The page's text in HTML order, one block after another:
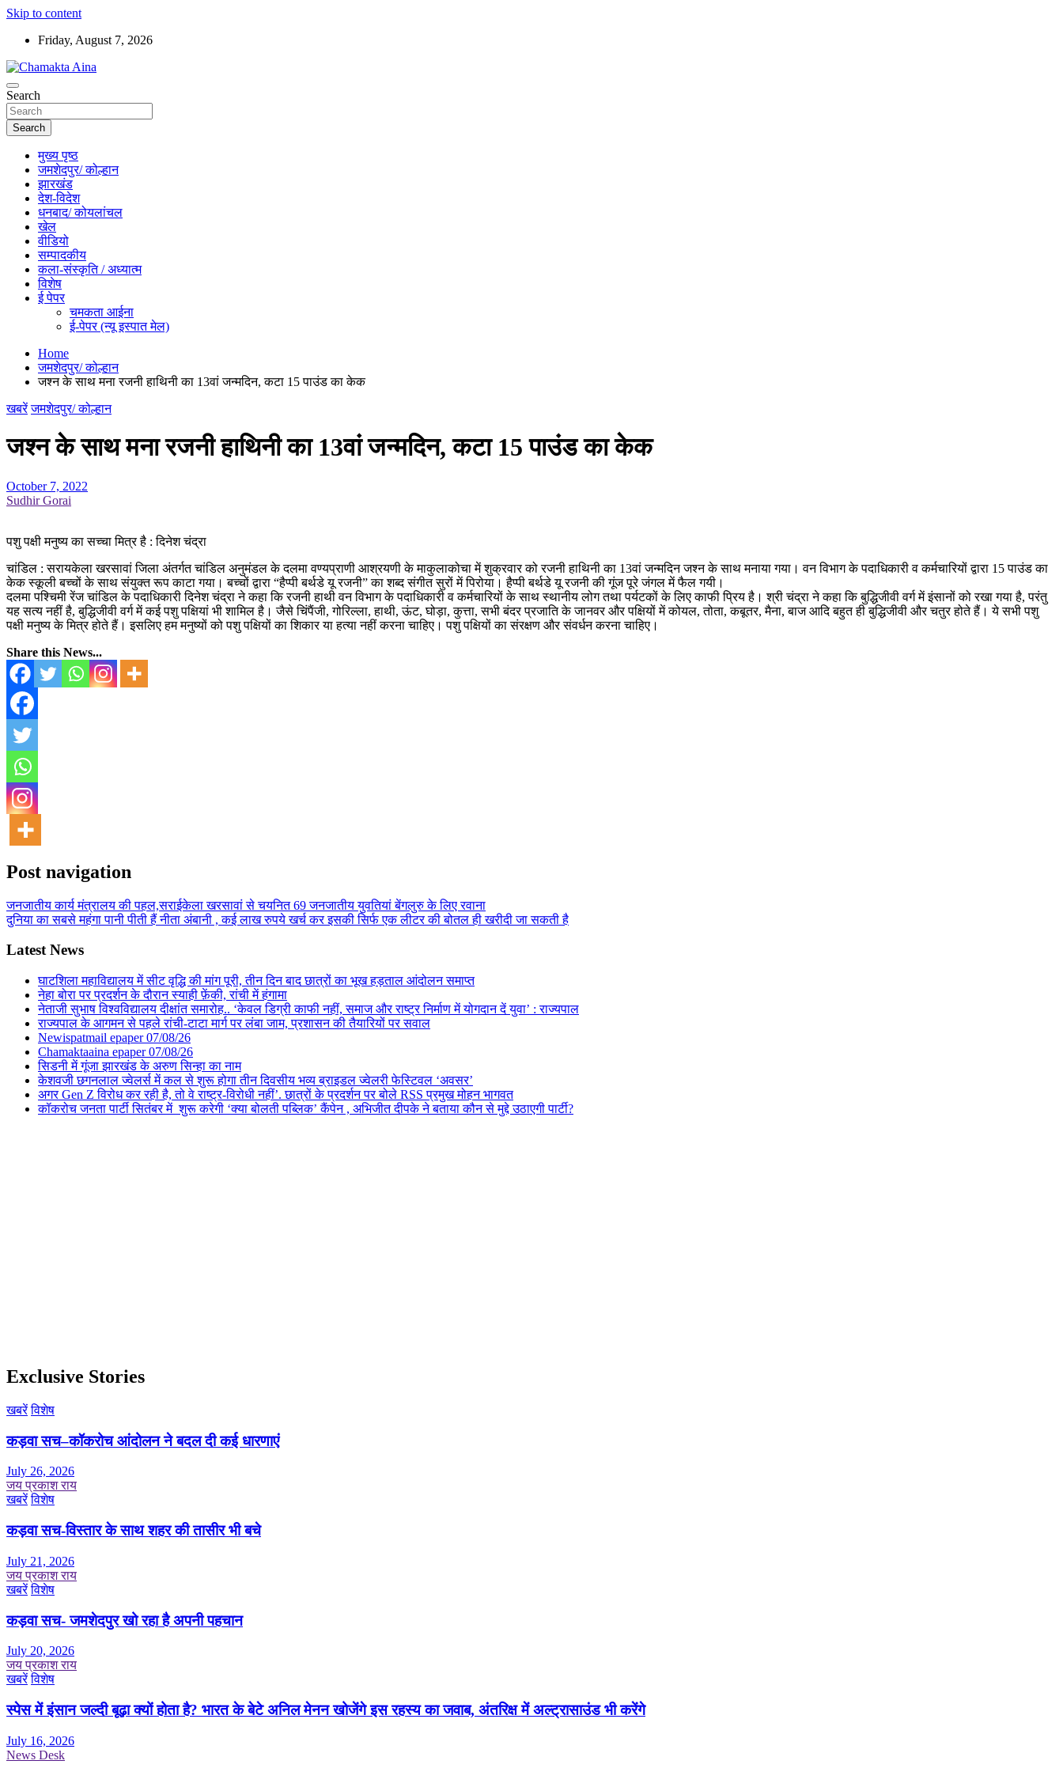
Skip to content
Friday, August 7, 2026
Chamakta Aina
Hindi News Paper – Jharkhand
Search
Search
मुख्य पृष्ठ
जमशेदपुर/ कोल्हान
झारखंड
देश-विदेश
धनबाद/ कोयलांचल
खेल
वीडियो
सम्पादकीय
कला-संस्कृति / अध्यात्म
विशेष
ई पेपर
चमकता आईना
ई-पेपर (न्यू इस्पात मेल)
Home
जमशेदपुर/ कोल्हान
जश्न के साथ मना रजनी हाथिनी का 13वां जन्मदिन, कटा 15 पाउंड का केक
खबरें जमशेदपुर/ कोल्हान
जश्न के साथ मना रजनी हाथिनी का 13वां जन्मदिन, कटा 15 पाउंड का केक
October 7, 2022
Sudhir Gorai
पशु पक्षी मनुष्य का सच्चा मित्र है : दिनेश चंद्रा
चांडिल : सरायकेला खरसावां जिला अंतर्गत चांडिल अनुमंडल के दलमा वण्यप्राणी आश्रयणी के माकुलाकोचा में शुक्रवार को रजनी हाथिनी का 13वां जन्मदिन जश्न के साथ मनाया गया। वन विभाग के पदाधिकारी व कर्मचारियों द्वारा 15 पाउंड का
केक स्कूली बच्चों के साथ संयुक्त रूप काटा गया। बच्चों द्वारा “हैप्पी बर्थडे यू रजनी” का शब्द संगीत सुरों में पिरोया। हैप्पी बर्थडे यू रजनी की गूंज पूरे जंगल में फैल गयी।
दलमा पश्चिमी रेंज चांडिल के पदाधिकारी दिनेश चंद्रा ने कहा कि रजनी हाथी वन विभाग के पदाधिकारी व कर्मचारियों के साथ स्थानीय लोग तथा पर्यटकों के लिए काफी प्रिय है। श्री चंद्रा ने कहा कि बुद्धिजीवी वर्ग में इंसानों को रखा गया है, परंतु
यह सत्य नहीं है, बुद्धिजीवी वर्ग में कई पशु पक्षियां भी शामिल है। जैसे चिंपैंजी, गोरिल्ला, हाथी, ऊंट, घोड़ा, कुत्ता, सभी बंदर प्रजाति के जानवर और पक्षियों में कोयल, तोता, कबूतर, मैना, बाज आदि बहुत ही बुद्धिजीवी और चतुर होते हैं। ये सभी पशु
पक्षी मनुष्य के मित्र होते हैं। इसलिए हम मनुष्यों को पशु पक्षियों का शिकार या हत्या नहीं करना चाहिए। पशु पक्षियों का संरक्षण और संवर्धन करना चाहिए।
Share this News...
Post navigation
जनजातीय कार्य मंत्रालय की पहल,सराईकेला खरसावां से चयनित 69 जनजातीय युवतियां बेंगलुरु के लिए रवाना
दुनिया का सबसे महंगा पानी पीती हैं नीता अंबानी , कई लाख रुपये खर्च कर इसकी सिर्फ एक लीटर की बोतल ही खरीदी जा सकती है
Latest News
घाटशिला महाविद्यालय में सीट वृद्धि की मांग पूरी, तीन दिन बाद छात्रों का भूख हड़ताल आंदोलन समाप्त
नेहा बोरा पर प्रदर्शन के दौरान स्याही फ़ेंकी, रांची में हंगामा
नेताजी सुभाष विश्वविद्यालय दीक्षांत समारोह.. ‘केवल डिग्री काफी नहीं, समाज और राष्ट्र निर्माण में योगदान दें युवा’ : राज्यपाल
राज्यपाल के आगमन से पहले रांची-टाटा मार्ग पर लंबा जाम, प्रशासन की तैयारियों पर सवाल
Newispatmail epaper 07/08/26
Chamaktaaina epaper 07/08/26
सिडनी में गूंजा झारखंड के अरुण सिन्हा का नाम
केशवजी छगनलाल ज्वेलर्स में कल से शुरू होगा तीन दिवसीय भव्य ब्राइडल ज्वेलरी फेस्टिवल ‘अवसर’
अगर Gen Z विरोध कर रही है, तो वे राष्ट्र-विरोधी नहीं’. छात्रों के प्रदर्शन पर बोले RSS प्रमुख मोहन भागवत
कॉकरोच जनता पार्टी सितंबर में शुरू करेगी ‘क्या बोलती पब्लिक’ कैंपेन , अभिजीत दीपके ने बताया कौन से मुद्दे उठाएगी पार्टी?
Exclusive Stories
खबरें विशेष
कड़वा सच–कॉकरोच आंदोलन ने बदल दी कई धारणाएं
July 26, 2026
जय प्रकाश राय
खबरें विशेष
कड़वा सच-विस्तार के साथ शहर की तासीर भी बचे
July 21, 2026
जय प्रकाश राय
खबरें विशेष
कड़वा सच- जमशेदपुर खो रहा है अपनी पहचान
July 20, 2026
जय प्रकाश राय
खबरें विशेष
स्पेस में इंसान जल्दी बूढ़ा क्यों होता है? भारत के बेटे अनिल मेनन खोजेंगे इस रहस्य का जवाब, अंतरिक्ष में अल्ट्रासाउंड भी करेंगे
July 16, 2026
News Desk